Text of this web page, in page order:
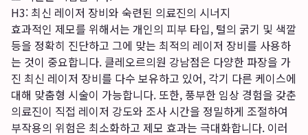
H3: 최신 레이저 장비와 숙련된 의료진의 시너지
효과적인 제모를 위해서는 개인의 피부 타입, 털의 굵기 및 색깔
등을 정확히 진단하고 그에 맞는 최적의 레이저 장비를 사용하
는 것이 중요합니다. 클레오르의원 강남점은 다양한 파장을 가
진 최신 레이저 장비를 다수 보유하고 있어, 각기 다른 케이스에
대해 맞춤형 시술이 가능합니다. 또한, 풍부한 임상 경험을 갖춘
의료진이 직접 레이저 강도와 조사 시간을 정밀하게 조절하여
부작용의 위험은 최소화하고 제모 효과는 극대화합니다. 이러